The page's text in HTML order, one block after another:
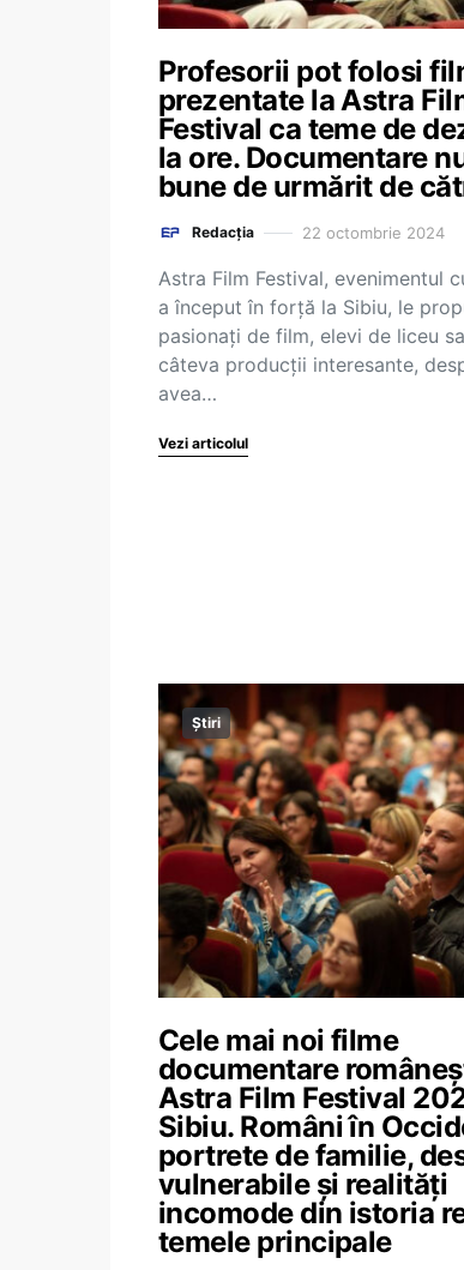
Profesorii pot folosi
prezentate la Astra
Festival ca teme de
la ore. Documentare
bune de urmărit de
Redacția 22 octombrie 2024
Astra Film Festival, evenimentul
a început în forță la Sibiu, le
pasionați de film, elevi de liceu
câteva producții interesante,
avea…
Vezi articolul
Știri
Cele mai noi filme
documentare
Astra Film Festival
Sibiu. Români în
portrete de familie,
vulnerabile și realități
incomode din istoria
temele principale